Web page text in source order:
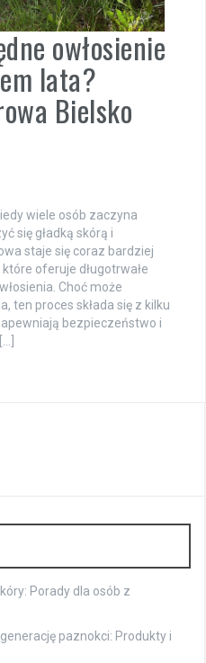
owłosienie
lata?
Bielsko
wiele osób zaczyna
się gładką skórą i
staje się coraz bardziej
oferuje długotrwałe
Choć może
ten proces składa się z kilku
bezpieczeństwo i
Porady dla osób z
paznokci: Produkty i